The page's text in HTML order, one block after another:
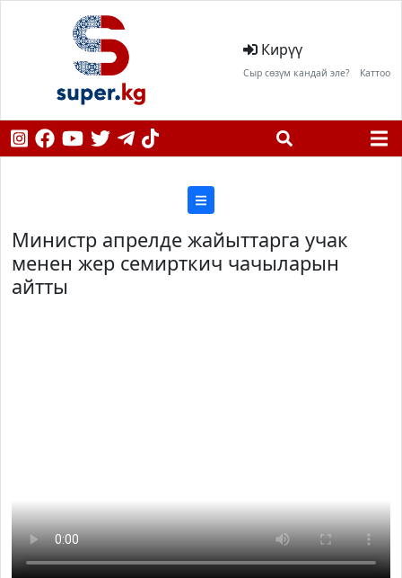
Кирүү
Сыр сөзүм кандай эле? Каттоо
Министр апрелде жайыттарга учак
менен жер семирткич чачыларын
айтты